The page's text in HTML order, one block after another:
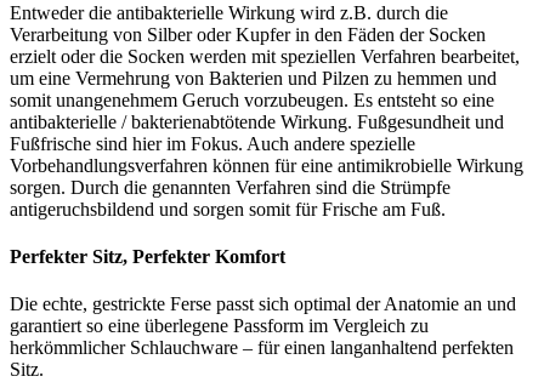
Entweder die antibakterielle Wirkung wird z.B. durch die
Verarbeitung von Silber oder Kupfer in den Fäden der Socken
erzielt oder die Socken werden mit speziellen Verfahren bearbeitet,
um eine Vermehrung von Bakterien und Pilzen zu hemmen und
somit unangenehmem Geruch vorzubeugen. Es entsteht so eine
antibakterielle / bakterienabtötende Wirkung. Fußgesundheit und
Fußfrische sind hier im Fokus. Auch andere spezielle
Vorbehandlungsverfahren können für eine antimikrobielle Wirkung
sorgen. Durch die genannten Verfahren sind die Strümpfe
antigeruchsbildend und sorgen somit für Frische am Fuß.
Perfekter Sitz, Perfekter Komfort
Die echte, gestrickte Ferse passt sich optimal der Anatomie an und
garantiert so eine überlegene Passform im Vergleich zu
herkömmlicher Schlauchware – für einen langanhaltend perfekten
Sitz.